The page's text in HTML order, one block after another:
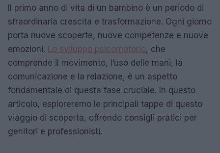
Il primo anno di vita di un bambino è un periodo di
straordinaria crescita e trasformazione. Ogni giorno
porta nuove scoperte, nuove competenze e nuove
emozioni. Lo sviluppo psicomotorio, che
comprende il movimento, l’uso delle mani, la
comunicazione e la relazione, è un aspetto
fondamentale di questa fase cruciale. In questo
articolo, esploreremo le principali tappe di questo
viaggio di scoperta, offrendo consigli pratici per
genitori e professionisti.